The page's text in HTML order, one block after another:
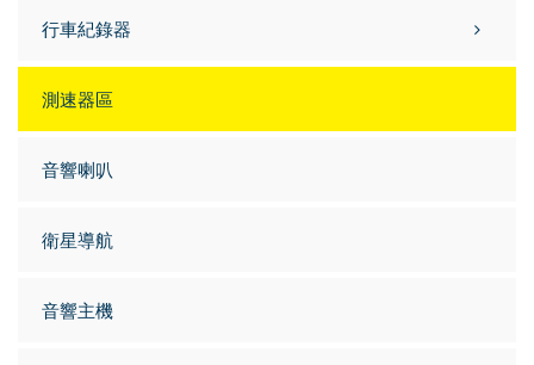
行車紀錄器
測速器區
音響喇叭
衛星導航
音響主機